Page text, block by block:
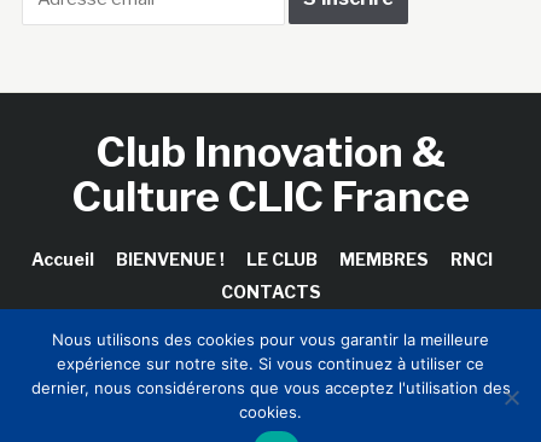
Club Innovation &
Culture CLIC France
Accueil BIENVENUE ! LE CLUB MEMBRES
RNCI
CONTACTS
Copyright © 2026 Club Innovation & Culture CLIC France /
Sinapses Conseils
Nous utilisons des cookies pour vous garantir la meilleure
expérience sur notre site. Si vous continuez à utiliser ce
dernier, nous considérerons que vous acceptez l'utilisation des
cookies.